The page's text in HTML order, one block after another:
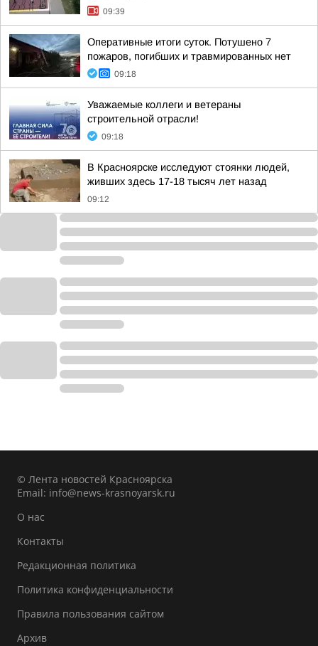
09:39
Оперативные итоги суток. Потушено 7
пожаров, погибших и травмированных нет
09:18
Уважаемые коллеги и ветераны
строительной отрасли!
09:18
В Красноярске исследуют стоянки людей,
живших здесь 17-18 тысяч лет назад
09:12
© Лента новостей Красноярска
Email: info@news-krasnoyarsk.ru
О нас
Контакты
Редакционная политика
Политика конфиденциальности
Правила пользования сайтом
Архив